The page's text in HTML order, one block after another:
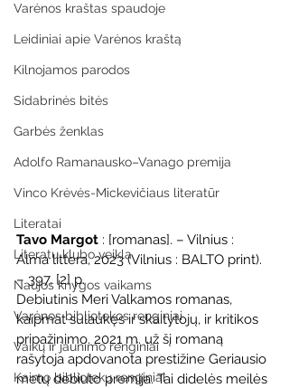
Varėnos kraštas spaudoje
Leidiniai apie Varėnos kraštą
Kilnojamos parodos
Sidabrinės bitės
Garbės ženklas
Adolfo Ramanausko–Vanago premija
Vinco Krėvės-Mickevičiaus literatūr
Literatai
Literatų klubo veikla
Naujos knygos vaikams
Varėnos bibliotekos renginiai
Vaikų ir jaunimo renginiai
Kaimo bibliotekų renginiai
Tavo Margot : [romanas]. – Vilnius :
Alma littera, 2023 (Vilnius : BALTO print).
– 397, [2] p.
Debiutinis Meri Valkamos romanas,
kaipmat sulaukęs ir skaitytojų, ir kritikos
pripažinimo. 2021 m. už šį romaną
rašytoja apdovanota prestižine Geriausio
metų debiuto premija. Tai didelės meilės